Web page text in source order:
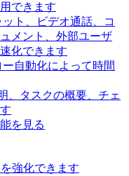
できます
ット、ビデオ通話、コ
メント、外部ユーザ
化できます
自動化によって時間
、タスクの概要、チェ
を見る
強化できます